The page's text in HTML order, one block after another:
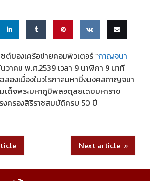
on
Linke
dIn
on
r
this on VK this
ซต์ของเครือข่ายคอมพิวเตอร์ “กาญจนา
วาคม พ.ศ.2539 เวลา 9 นาฬิกา 9 นาที
ลองเนื่องในวโรกาสมหามิ่งมงคลกาญจนา
เด็จพระมหาภูมิพลอดุลยเดชมหาราช
งครองสิริราชสมบัติครบ 50 ปี
Next article